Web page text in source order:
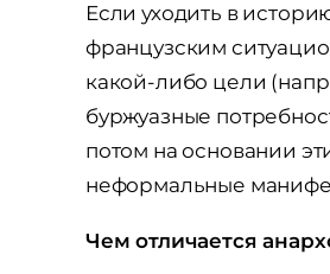
Если уходить в
французским
какой-либо цели
буржуазные
потом на основании
неформальные
Чем отличается